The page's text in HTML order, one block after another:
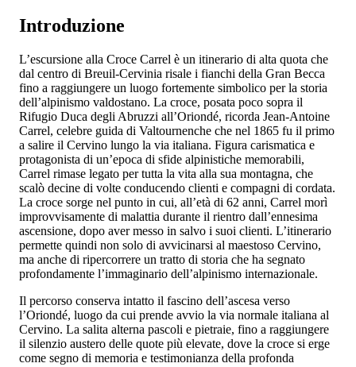
Introduzione
L’escursione alla Croce Carrel è un itinerario di alta quota che
dal centro di Breuil-Cervinia risale i fianchi della Gran Becca
fino a raggiungere un luogo fortemente simbolico per la storia
dell’alpinismo valdostano. La croce, posata poco sopra il
Rifugio Duca degli Abruzzi all’Oriondé, ricorda Jean-Antoine
Carrel, celebre guida di Valtournenche che nel 1865 fu il primo
a salire il Cervino lungo la via italiana. Figura carismatica e
protagonista di un’epoca di sfide alpinistiche memorabili,
Carrel rimase legato per tutta la vita alla sua montagna, che
scalò decine di volte conducendo clienti e compagni di cordata.
La croce sorge nel punto in cui, all’età di 62 anni, Carrel morì
improvvisamente di malattia durante il rientro dall’ennesima
ascensione, dopo aver messo in salvo i suoi clienti. L’itinerario
permette quindi non solo di avvicinarsi al maestoso Cervino,
ma anche di ripercorrere un tratto di storia che ha segnato
profondamente l’immaginario dell’alpinismo internazionale.
Il percorso conserva intatto il fascino dell’ascesa verso
l’Oriondé, luogo da cui prende avvio la via normale italiana al
Cervino. La salita alterna pascoli e pietraie, fino a raggiungere
il silenzio austero delle quote più elevate, dove la croce si erge
come segno di memoria e testimonianza della profonda